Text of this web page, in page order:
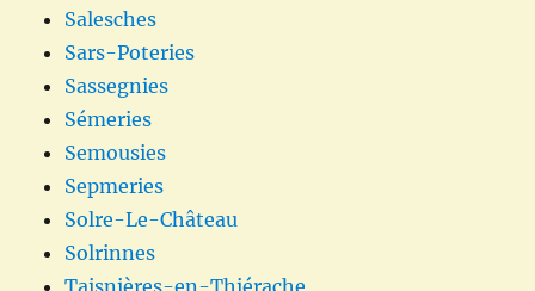
Salesches
Sars-Poteries
Sassegnies
Sémeries
Semousies
Sepmeries
Solre-Le-Château
Solrinnes